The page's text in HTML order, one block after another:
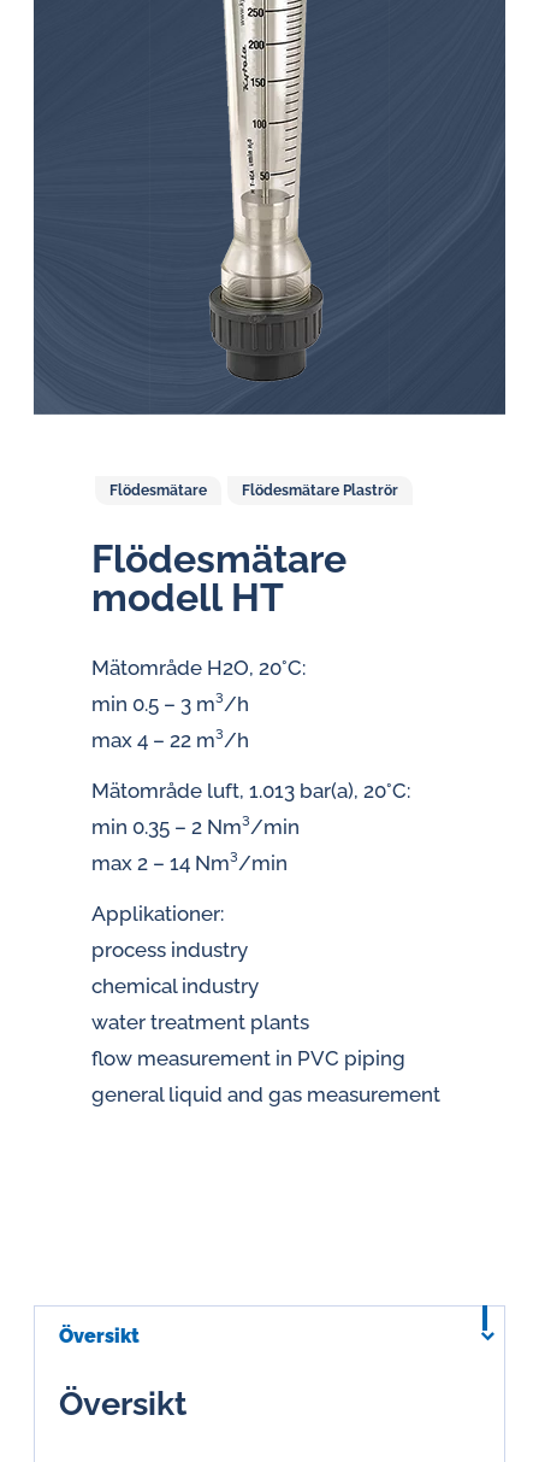
Flödesmätare Flödesmätare Plaströr
Flö­des­mä­ta­re
modell HT
Mätområde H2O, 20°C:
min 0.5 – 3 m³/h
max 4 – 22 m³/h
Mätområde luft, 1.013 bar(a), 20°C:
min 0.35 – 2 Nm³/min
max 2 – 14 Nm³/min
Applikationer:
process industry
chemical industry
water treatment plants
flow measurement in PVC piping
general liquid and gas measurement
Översikt
Översikt